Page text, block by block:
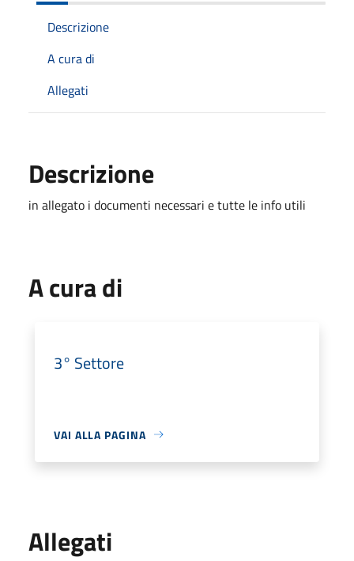
Descrizione
A cura di
Allegati
Descrizione
in allegato i documenti necessari e tutte le info utili
A cura di
3° Settore
VAI ALLA PAGINA
Allegati